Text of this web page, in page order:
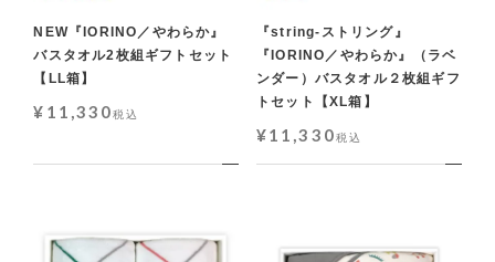
NEW『IORINO／やわらか』
バスタオル2枚組ギフトセット
【LL箱】
¥ 11,330税込
『string-ストリング』
『IORINO／やわらか』（ラベ
ンダー）バスタオル２枚組ギフ
トセット【XL箱】
¥11,330税込